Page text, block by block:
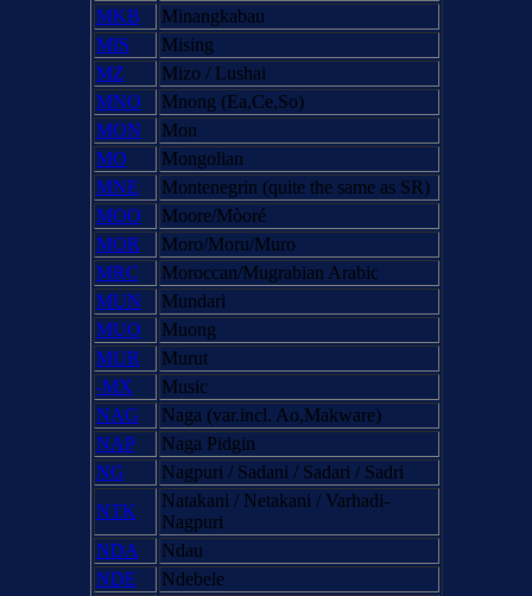
MKB
Minangkabau
MIS
Mising
MZ
Mizo / Lushai
MNO
Mnong (Ea,Ce,So)
MON
Mon
MO
Mongolian
MNE
Montenegrin (quite the same as SR)
MOO
Moore/Mòoré
MOR
Moro/Moru/Muro
MRC
Moroccan/Mugrabian Arabic
MUN
Mundari
MUO
Muong
MUR
Murut
-MX
Music
NAG
Naga (var.incl. Ao,Makware)
NAP
Naga Pidgin
NG
Nagpuri / Sadani / Sadari / Sadri
NTK
Natakani / Netakani / Varhadi-
Nagpuri
NDA
Ndau
NDE
Ndebele